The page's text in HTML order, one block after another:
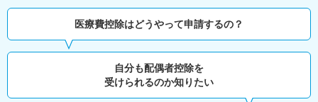
医療費控除はどうやって申請するの？
自分も配偶者控除を
受けられるのか知りたい